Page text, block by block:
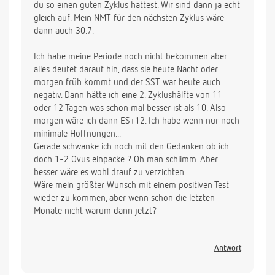
du so einen guten Zyklus hattest. Wir sind dann ja echt
gleich auf. Mein NMT für den nächsten Zyklus wäre
dann auch 30.7.
Ich habe meine Periode noch nicht bekommen aber
alles deutet darauf hin, dass sie heute Nacht oder
morgen früh kommt und der SST war heute auch
negativ. Dann hätte ich eine 2. Zyklushälfte von 11
oder 12 Tagen was schon mal besser ist als 10. Also
morgen wäre ich dann ES+12. Ich habe wenn nur noch
minimale Hoffnungen...
Gerade schwanke ich noch mit den Gedanken ob ich
doch 1-2 Ovus einpacke ? Oh man schlimm. Aber
besser wäre es wohl drauf zu verzichten.
Wäre mein größter Wunsch mit einem positiven Test
wieder zu kommen, aber wenn schon die letzten
Monate nicht warum dann jetzt?
Antwort